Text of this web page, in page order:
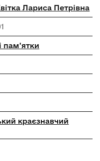
Лариса Петрівна
пам'ятки
краєзнавчий